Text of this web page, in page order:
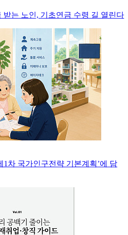
받는 노인, 기초연금 수령 길 열린다
1차 국가인구전략 기본계획’에 담